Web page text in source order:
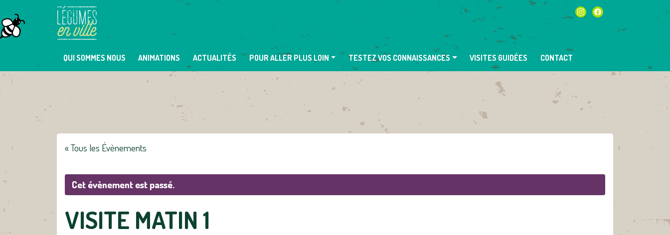
to
content
instagramfacebook
QUI SOMMES NOUS ANIMATIONS ACTUALITÉS POUR ALLER PLUS LOIN TESTEZ VOS CONNAISSANCES VISITES GUIDÉES CONTACT
« Tous les Évènements
Cet évènement est passé.
VISITE MATIN 1